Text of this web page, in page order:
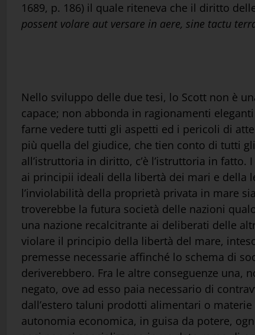
1689, p. 186) il quale riteneva che il diritto
possent volare aut versare in aere, sine tactu
Nello sviluppo delle due tesi, lo Scott non è
capace; non abbonda in ragionamenti
farne vedere tutti gli aspetti ed i pericoli di
più quella del giudice, che tien conto di tutti
all’istruttoria in diritto, c’è l’istruttoria in
ai principii ideali della libertà dei mari e della
l’inviolabilità della proprietà privata in mare
troverebbe la futura società delle nazioni
una nazione recalcitrante ai deliberati delle
violare il principio della libertà del mare,
premesse necessarie affinché lo schema di
deriverebbero. Fra le altre conseguenze una,
negato, ove ad esso paia necessario di
dall’estero taluni prodotti alimentari o
autonomia economica, in guisa da potere,